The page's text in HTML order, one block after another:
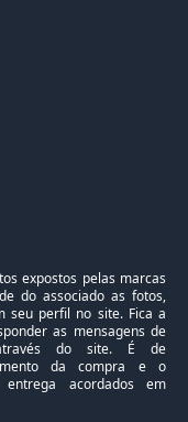
expostos pelas marcas
do associado as fotos,
seu perfil no site. Fica a
as mensagens de
do site. É de
da compra e o
acordados em